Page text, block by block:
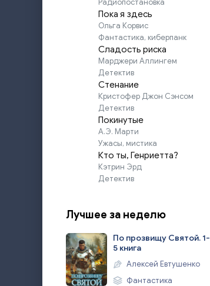
Радиопостановка
Пока я здесь
Ольга Корвис
Фантастика, киберпанк
Сладость риска
Марджери Аллингем
Детектив
Стенание
Кристофер Джон Сэнсом
Детектив
Покинутые
А.Э. Марти
Ужасы, мистика
Кто ты, Генриетта?
Кэтрин Эрд
Детектив
Лучшее за неделю
По прозвищу Святой. 1-
5 книга
Алексей Евтушенко
Фантастика